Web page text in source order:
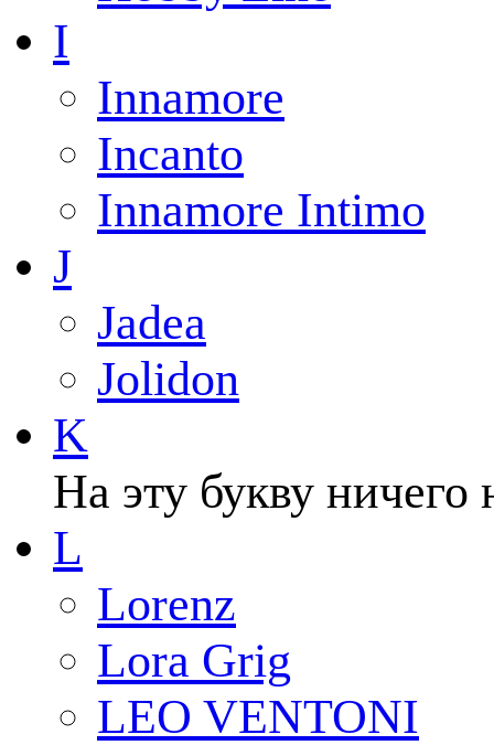
I
Innamore
Incanto
Innamore Intimo
J
Jadea
Jolidon
K
На эту букву ничего
L
Lorenz
Lora Grig
LEO VENTONI